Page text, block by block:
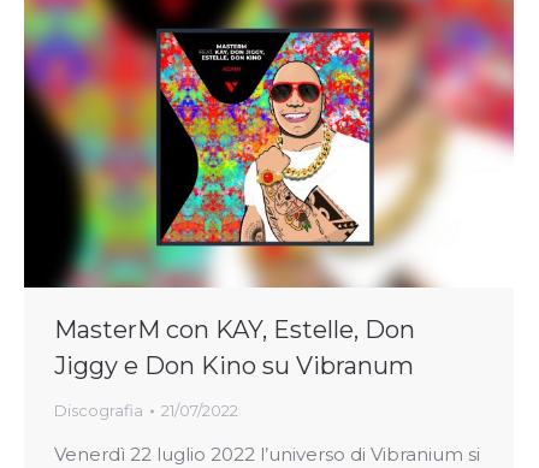
MasterM con KAY, Estelle, Don
Jiggy e Don Kino su Vibranum
Discografia 21/07/2022
Venerdì 22 luglio 2022 l’universo di Vibranium si